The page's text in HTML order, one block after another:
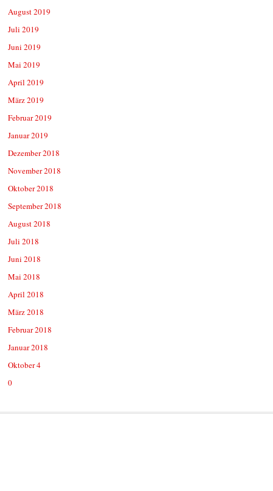
August 2019
Juli 2019
Juni 2019
Mai 2019
April 2019
März 2019
Februar 2019
Januar 2019
Dezember 2018
November 2018
Oktober 2018
September 2018
August 2018
Juli 2018
Juni 2018
Mai 2018
April 2018
März 2018
Februar 2018
Januar 2018
Oktober 4
0